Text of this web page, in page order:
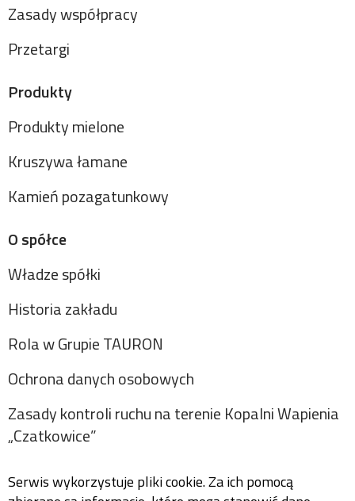
Zasady współpracy
Przetargi
Produkty
Produkty mielone
Kruszywa łamane
Kamień pozagatunkowy
O spółce
Władze spółki
Historia zakładu
Rola w Grupie TAURON
Ochrona danych osobowych
Zasady kontroli ruchu na terenie Kopalni Wapienia
„Czatkowice”
Serwis wykorzystuje pliki cookie. Za ich pomocą